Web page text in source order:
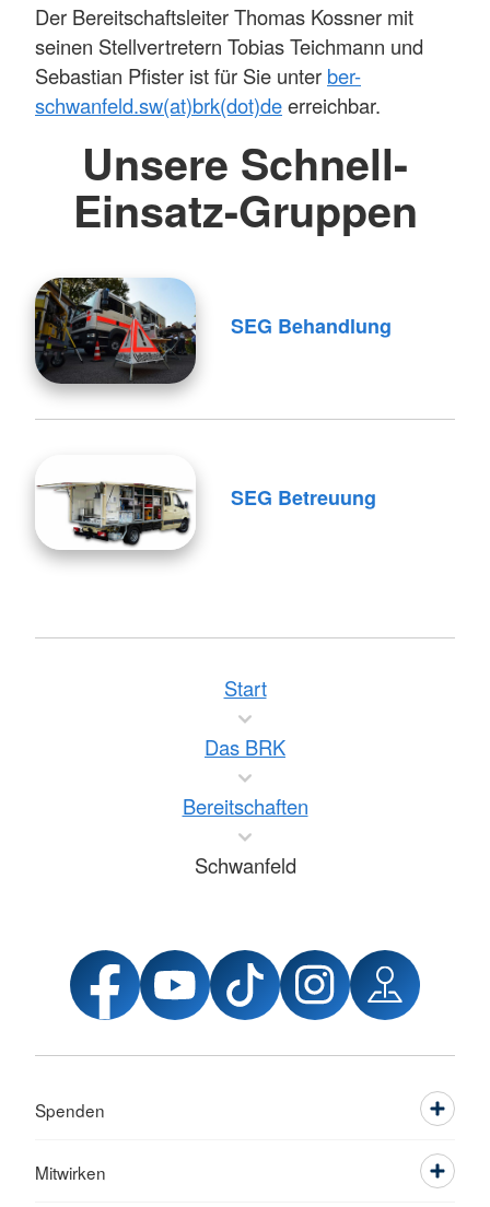
Der Bereitschaftsleiter Thomas Kossner mit
seinen Stellvertretern Tobias Teichmann und
Sebastian Pfister ist für Sie unter ber-
schwanfeld.sw(at)brk(dot)deerreichbar.
Unsere Schnell-
Einsatz-Gruppen
SEG Behandlung
SEG Betreuung
Start
Das BRK
Bereitschaften
Schwanfeld
Spenden
Mitwirken